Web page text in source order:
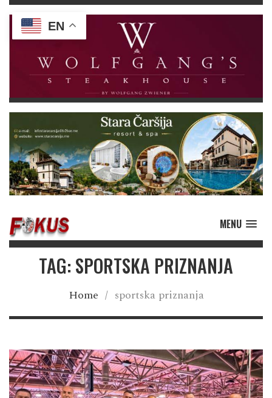
MENU
TAG: SPORTSKA PRIZNANJA
Home / sportska priznanja
EN